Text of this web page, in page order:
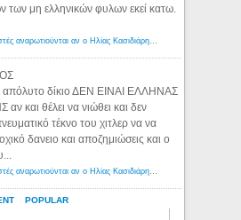
POPULAR
των μη ελληνικών φυλων εκεί κατω.
απόλυτο δίκιο ΔΕΝ ΕΙΝΑΙ ΕΛΛΗΝΑΣ
και θέλει να νιώθει και δεν
τέκνο του χιτλερ να να
δανειο και αποζημιώσεις και ο